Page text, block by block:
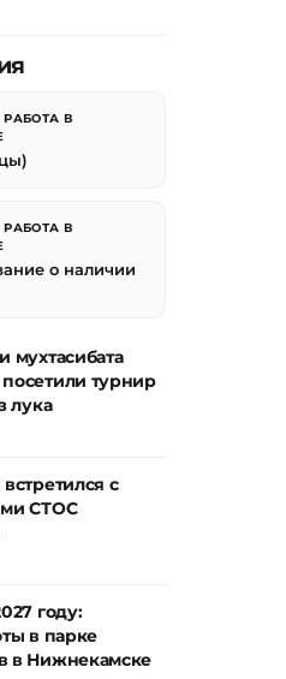
РАБОТА В
РАБОТА В
о наличии
мухтасибата
турнир
лука
с
СТОС
году:
в парке
в Нижнекамске